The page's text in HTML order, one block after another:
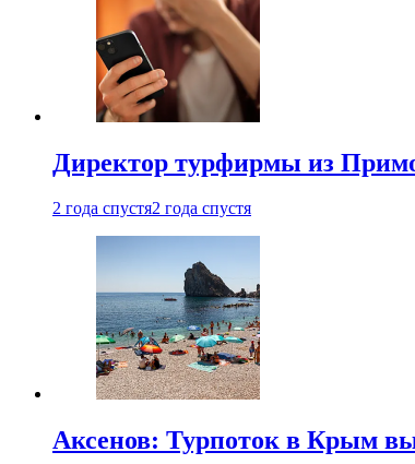
Директор турфирмы из
2 года спустя2 года спустя
Аксенов: Турпоток в Крым